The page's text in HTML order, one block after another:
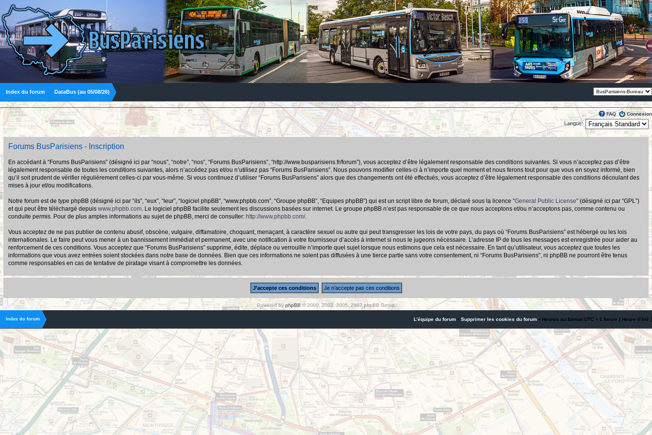
Index du forum DataBus (au 05/08/26)
FAQ Connexion
Langue:
Forums BusParisiens - Inscription
En accédant à “Forums BusParisiens” (désigné ici par “nous”, “notre”, “nos”, “Forums BusParisiens”, “http://www.busparisiens.fr/forum”), vous acceptez d’être légalement responsable des conditions suivantes. Si vous n’acceptez pas d’être
légalement responsable de toutes les conditions suivantes, alors n’accédez pas et/ou n’utilisez pas “Forums BusParisiens”. Nous pouvons modifier celles-ci à n’importe quel moment et nous ferons tout pour que vous en soyez informé, bien
qu’il soit prudent de vérifier régulièrement celles-ci par vous-même. Si vous continuez d’utiliser “Forums BusParisiens” alors que des changements ont été effectués, vous acceptez d’être légalement responsable des conditions découlant des
mises à jour et/ou modifications.
Notre forum est de type phpBB (désigné ici par “ils”, “eux”, “leur”, “logiciel phpBB”, “www.phpbb.com”, “Groupe phpBB”, “Equipes phpBB”) qui est un script libre de forum, déclaré sous la licence “General Public License” (désigné ici par “GPL”)
et qui peut être téléchargé depuis www.phpbb.com. Le logiciel phpBB facilite seulement les discussions basées sur internet. Le groupe phpBB n’est pas responsable de ce que nous acceptons et/ou n’acceptons pas, comme contenu ou
conduite permis. Pour de plus amples informations au sujet de phpBB, merci de consulter: http://www.phpbb.com/.
Vous acceptez de ne pas publier de contenu abusif, obscène, vulgaire, diffamatoire, choquant, menaçant, à caractère sexuel ou autre qui peut transgresser les lois de votre pays, du pays où “Forums BusParisiens” est hébergé ou les lois
internationales. Le faire peut vous mener à un bannissement immédiat et permanent, avec une notification à votre fournisseur d’accès à internet si nous le jugeons nécessaire. L’adresse IP de tous les messages est enregistrée pour aider au
renforcement de ces conditions. Vous acceptez que “Forums BusParisiens” supprime, édite, déplace ou verrouille n’importe quel sujet lorsque nous estimons que cela est nécessaire. En tant qu’utilisateur, vous acceptez que toutes les
informations que vous avez entrées soient stockées dans notre base de données. Bien que ces informations ne soient pas diffusées à une tierce partie sans votre consentement, ni “Forums BusParisiens”, ni phpBB ne pourront être tenus
comme responsables en cas de tentative de piratage visant à compromettre les données.
Powered by phpBB© 2000, 2002, 2005, 2007 phpBB Group
Index du forum L’équipe du forum • Supprimer les cookies du forum • Heures au format UTC + 1 heure [ Heure d’été ]